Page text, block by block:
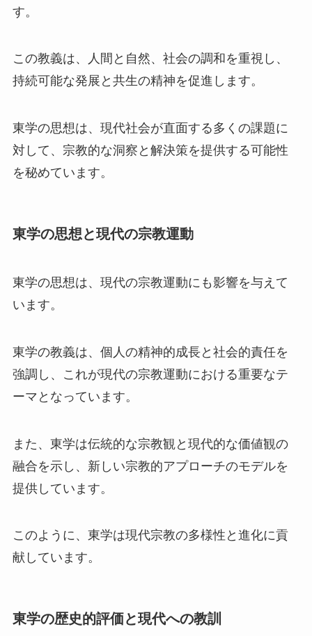
す。
この教義は、人間と自然、社会の調和を重視し、
持続可能な発展と共生の精神を促進します。
東学の思想は、現代社会が直面する多くの課題に
対して、宗教的な洞察と解決策を提供する可能性
を秘めています。
東学の思想と現代の宗教運動
東学の思想は、現代の宗教運動にも影響を与えて
います。
東学の教義は、個人の精神的成長と社会的責任を
強調し、これが現代の宗教運動における重要なテ
ーマとなっています。
また、東学は伝統的な宗教観と現代的な価値観の
融合を示し、新しい宗教的アプローチのモデルを
提供しています。
このように、東学は現代宗教の多様性と進化に貢
献しています。
東学の歴史的評価と現代への教訓